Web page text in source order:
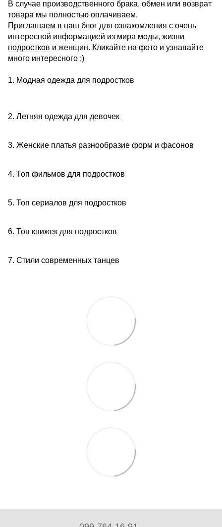
В случае производственного брака, обмен или возврат
товара мы полностью оплачиваем.
Приглашаем в наш блог для ознакомления с очень
интересной информацией из мира моды, жизни
подростков и женщин. Кликайте на фото и узнавайте
много интересного ;)
1. Модная одежда для подростков
2. Летняя одежда для девочек
3. Женские платья разнообразие форм и фасонов
4. Топ фильмов для подростков
5. Топ сериалов для подростков
6. Топ книжек для подростков
7. Стили современных танцев